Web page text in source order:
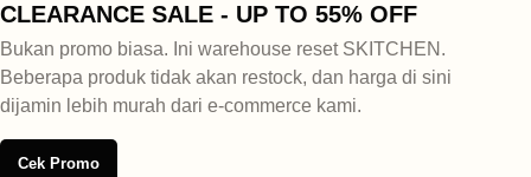
CLEARANCE SALE - UP TO 55% OFF
Bukan promo biasa. Ini warehouse reset SKITCHEN.
Beberapa produk tidak akan restock, dan harga di sini
dijamin lebih murah dari e-commerce kami.
Cek Promo